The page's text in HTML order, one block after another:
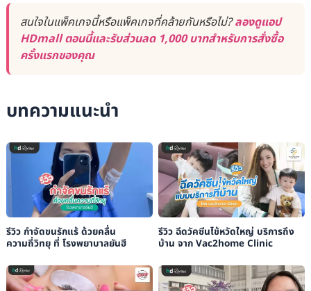
สนใจในแพ็คเกจนี้หรือแพ็คเกจที่คล้ายกันหรือไม่?ลองดูแอป
HDmall ตอนนี้และรับส่วนลด 1,000 บาทสำหรับการสั่งซื้อ
ครั้งแรกของคุณ
บทความแนะนำ
รีวิว กำจัดขนรักแร้ ด้วยคลื่น
ความถี่วิทยุ ที่ โรงพยาบาลยันฮี
รีวิว ฉีดวัคซีนไข้หวัดใหญ่ บริการถึง
บ้าน จาก Vac2home Clinic